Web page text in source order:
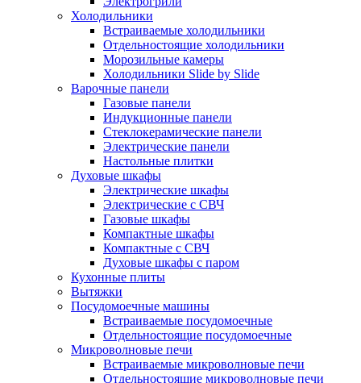
Холодильники
Встраиваемые холодильники
Отдельностоящие холодильники
Морозильные камеры
Холодильники Slide by Slide
Варочные панели
Газовые панели
Индукционные панели
Стеклокерамические панели
Электрические панели
Настольные плитки
Духовые шкафы
Электрические шкафы
Электрические с СВЧ
Газовые шкафы
Компактные шкафы
Компактные с СВЧ
Духовые шкафы с паром
Кухонные плиты
Вытяжки
Посудомоечные машины
Встраиваемые посудомоечные
Отдельностоящие посудомоечные
Микроволновые печи
Встраиваемые микроволновые печи
Отдельностоящие микроволновые печи